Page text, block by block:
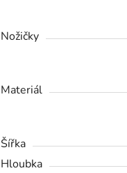
Nožičky
Materiál
Šířka
Hloubka